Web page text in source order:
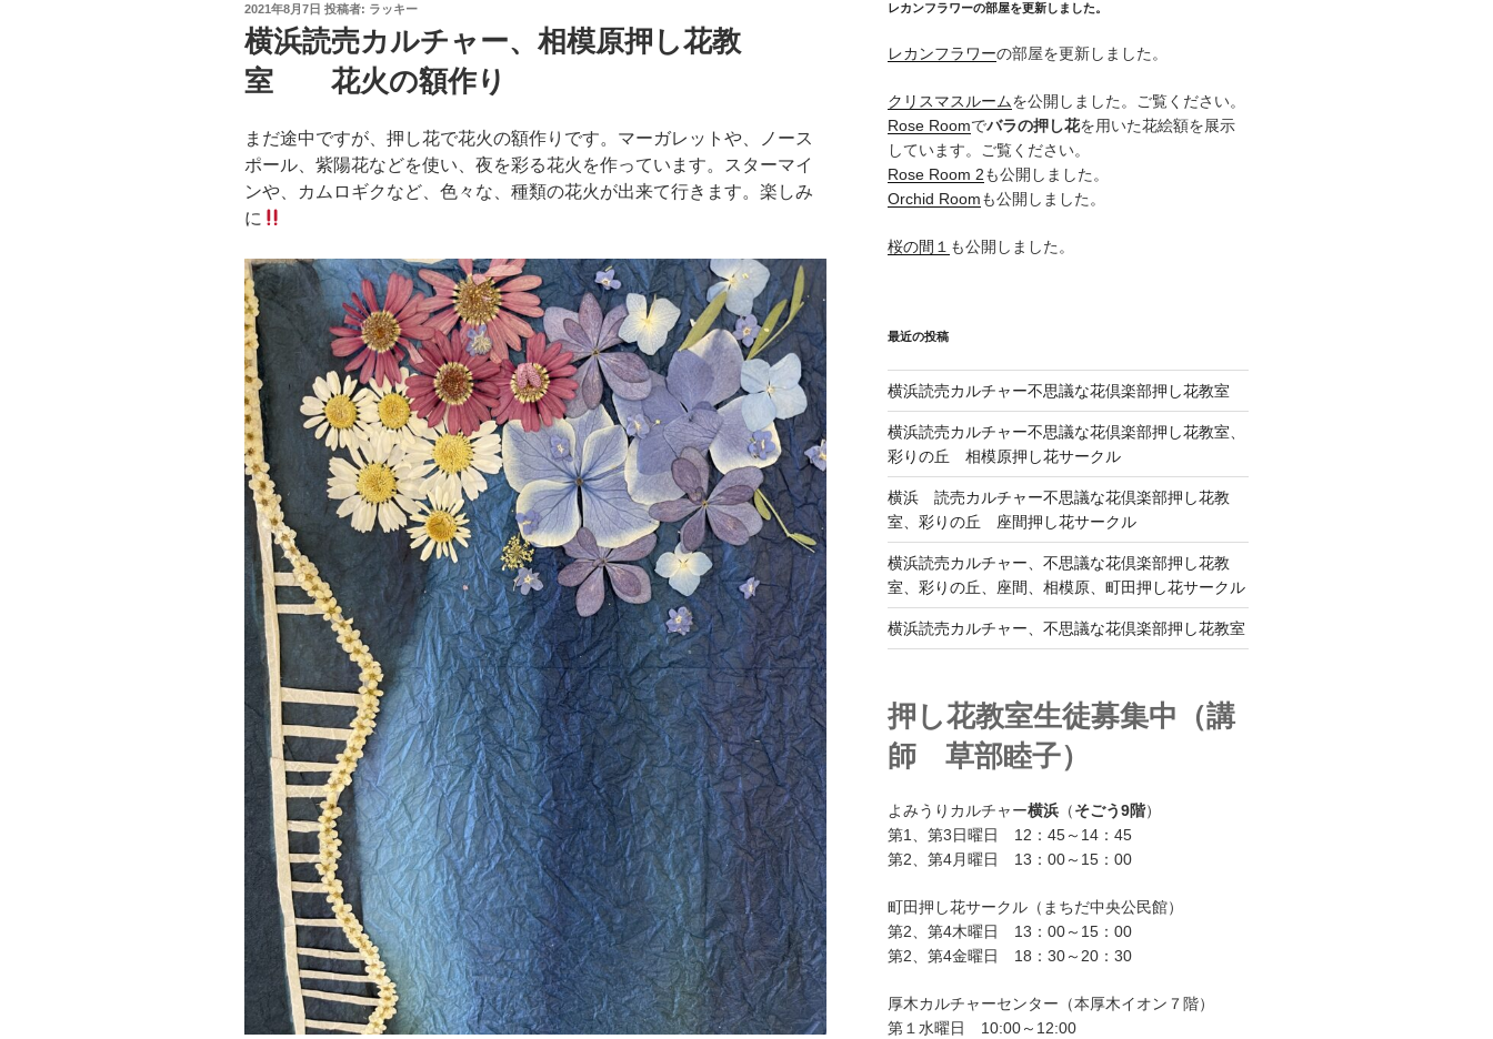
投
稿
日:
2021年8月7日 投稿者: ラッキー
横浜読売カルチャー、相模原押し花教
室 花火の額作り
まだ途中ですが、押し花で花火の額作りです。マーガレットや、ノース
ポール、紫陽花などを使い、夜を彩る花火を作っています。スターマイ
ンや、カムロギクなど、色々な、種類の花火が出来て行きます。楽しみ
に
レカンフラワーの部屋を更新しました。
レカンフラワーの部屋を更新しました。
クリスマスルームを公開しました。ご覧ください。
Rose Roomでバラの押し花を用いた花絵額を展示
しています。ご覧ください。
Rose Room 2も公開しました。
Orchid Roomも公開しました。
桜の間１ も公開しました。
最近の投稿
横浜読売カルチャー不思議な花倶楽部押し花教室
横浜読売カルチャー不思議な花倶楽部押し花教室、
彩りの丘 相模原押し花サークル
横浜 読売カルチャー不思議な花倶楽部押し花教
室、彩りの丘 座間押し花サークル
横浜読売カルチャー、不思議な花倶楽部押し花教
室、彩りの丘、座間、相模原、町田押し花サークル
横浜読売カルチャー、不思議な花倶楽部押し花教室
押し花教室生徒募集中（講
師 草部睦子）
よみうりカルチャー横浜（そごう9階）
第1、第3日曜日 12：45～14：45
第2、第4月曜日 13：00～15：00
町田押し花サークル（まちだ中央公民館）
第2、第4木曜日 13：00～15：00
第2、第4金曜日 18：30～20：30
厚木カルチャーセンター（本厚木イオン７階）
第１水曜日 10:00～12:00